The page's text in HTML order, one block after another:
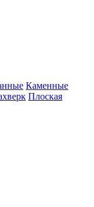
Каменные
Плоская